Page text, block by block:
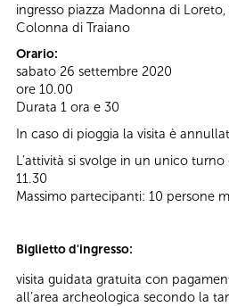
ingresso piazza Madonna di
Colonna di Traiano
Orario:
sabato 26 settembre 2020
ore 10.00
Durata 1 ora e 30
In caso di pioggia la visita è
L’attività si svolge in un unico
11.30
Massimo partecipanti: 10 persone
Biglietto d'ingresso:
visita guidata gratuita con
all’area archeologica secondo la